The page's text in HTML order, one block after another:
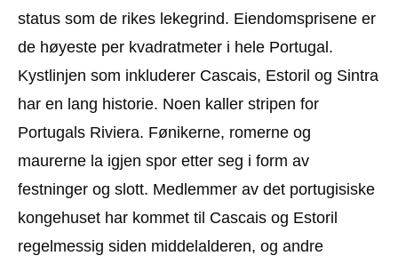
status som de rikes lekegrind. Eiendomsprisene er
de høyeste per kvadratmeter i hele Portugal.
Kystlinjen som inkluderer Cascais, Estoril og Sintra
har en lang historie. Noen kaller stripen for
Portugals Riviera. Fønikerne, romerne og
maurerne la igjen spor etter seg i form av
festninger og slott. Medlemmer av det portugisiske
kongehuset har kommet til Cascais og Estoril
regelmessig siden middelalderen, og andre